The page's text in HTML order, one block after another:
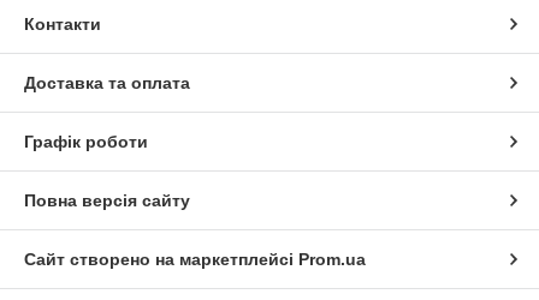
Контакти
Доставка та оплата
Графік роботи
Повна версія сайту
Сайт створено на маркетплейсі Prom.ua